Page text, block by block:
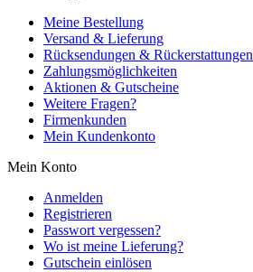
Meine Bestellung
Versand & Lieferung
Rücksendungen & Rückerstattungen
Zahlungsmöglichkeiten
Aktionen & Gutscheine
Weitere Fragen?
Firmenkunden
Mein Kundenkonto
Mein Konto
Anmelden
Registrieren
Passwort vergessen?
Wo ist meine Lieferung?
Gutschein einlösen